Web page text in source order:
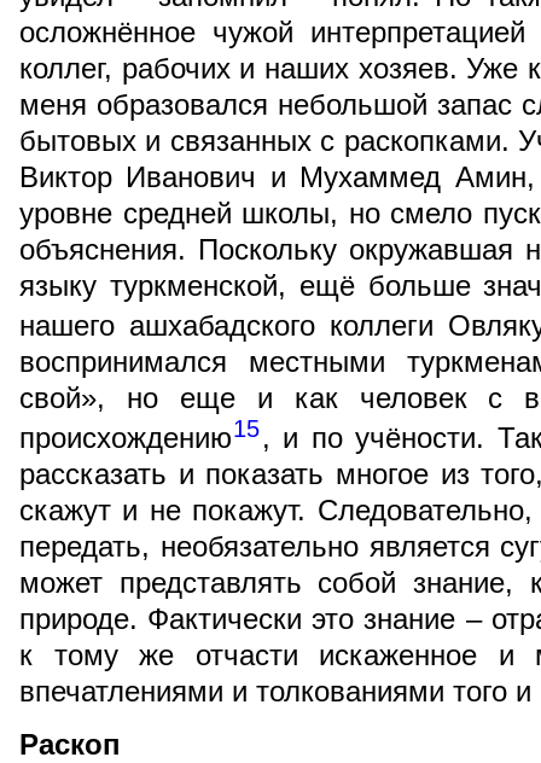
осложнённое чужой
коллег, рабочих и наших хозяев. Уже
меня образовался небольшой запас
бытовых и связанных с раскопками.
Виктор Иванович и Мухаммед Амин,
уровне средней школы, но смело
объяснения. Поскольку окружавшая
языку туркменской, ещё больше
нашего ашхабадского коллеги
воспринимался местными
свой», но еще и как человек с
происхождению15, и по учёности.
рассказать и показать многое из
скажут и не покажут.
передать, необязательно является
может представлять собой знание,
природе. Фактически это знание –
к тому же отчасти искаженное
впечатлениями и толкованиями того
Раскоп